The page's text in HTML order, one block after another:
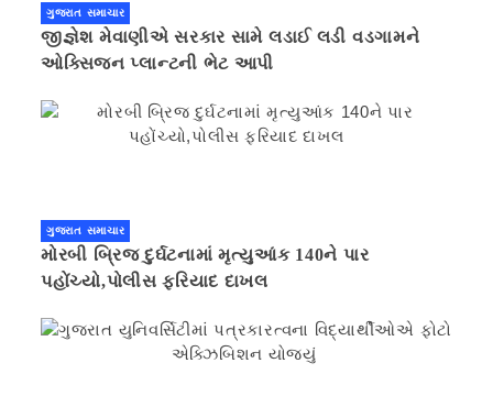
ગુજરાત સમાચાર
જીજ્ઞેશ મેવાણીએ સરકાર સામે લડાઈ લડી વડગામને
ઓક્સિજન પ્લાન્ટની ભેટ આપી
ગુજરાત સમાચાર
મોરબી બ્રિજ દુર્ઘટનામાં મૃત્યુઆંક 140ને પાર
પહોંચ્યો,પોલીસ ફરિયાદ દાખલ